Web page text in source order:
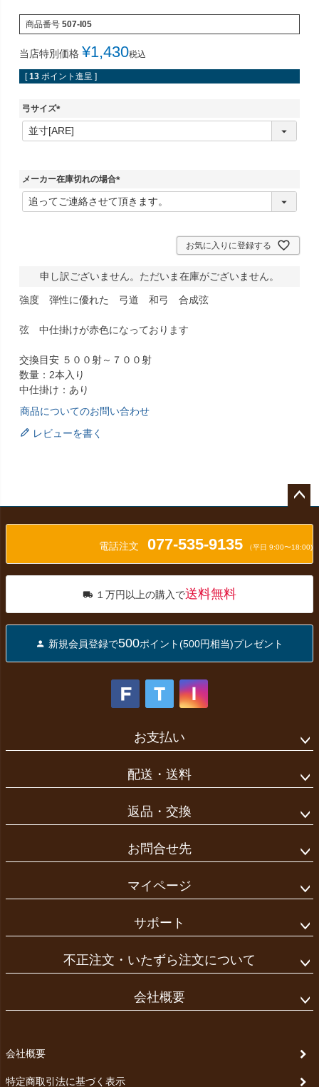
商品番号 507-I05
当店特別価格 ¥1,430税込
[ 13 ポイント進呈 ]
弓サイズ
(
必
メーカー在庫切れの場合
(
必
お気に入りに登録する
申し訳ございません。ただいま在庫がございません。
強度 弾性に優れた 弓道 和弓 合成弦
弦 中仕掛けが赤色になっております
交換目安 ５００射～７００射
数量：2本入り
中仕掛け：あり
商品についてのお問い合わせ
レビューを書く
ップ
電話注文 077-535-9135 （平日 9:00〜18:00)
１万円以上の購入で送料無料
新規会員登録で500ポイント(500円相当)プレゼント
お支払い
配送・送料
返品・交換
お問合せ先
マイページ
サポート
不正注文・いたずら注文について
会社概要
会社概要
特定商取引法に基づく表示